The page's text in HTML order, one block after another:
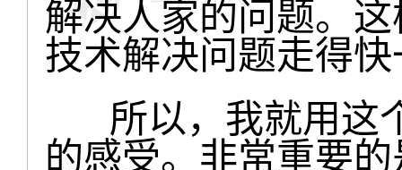
解决人家的问题。
技术解决问题走得
所以，我就用这
的感受。非常重要